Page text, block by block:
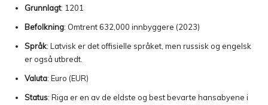
Grunnlagt: 1201
Befolkning: Omtrent 632,000 innbyggere (2023)
Språk: Latvisk er det offisielle språket, men russisk og engelsk
er også utbredt.
Valuta: Euro (EUR)
Status: Riga er en av de eldste og best bevarte hansabyene i